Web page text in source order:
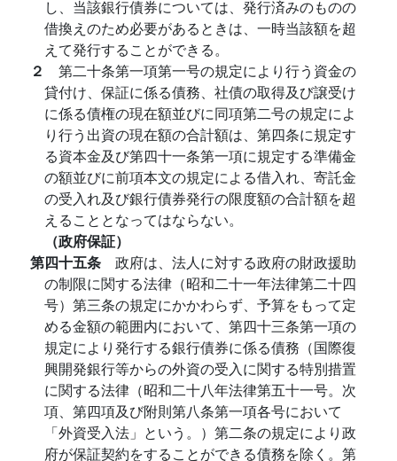
し、当該銀行債券については、発行済みのものの
借換えのため必要があるときは、一時当該額を超
えて発行することができる。
２ 第二十条第一項第一号の規定により行う資金の
貸付け、保証に係る債務、社債の取得及び譲受け
に係る債権の現在額並びに同項第二号の規定によ
り行う出資の現在額の合計額は、第四条に規定す
る資本金及び第四十一条第一項に規定する準備金
の額並びに前項本文の規定による借入れ、寄託金
の受入れ及び銀行債券発行の限度額の合計額を超
えることとなってはならない。
（政府保証）
第四十五条 政府は、法人に対する政府の財政援助
の制限に関する法律（昭和二十一年法律第二十四
号）第三条の規定にかかわらず、予算をもって定
める金額の範囲内において、第四十三条第一項の
規定により発行する銀行債券に係る債務（国際復
興開発銀行等からの外資の受入に関する特別措置
に関する法律（昭和二十八年法律第五十一号。次
項、第四項及び附則第八条第一項各号において
「外資受入法」という。）第二条の規定により政
府が保証契約をすることができる債務を除く。第